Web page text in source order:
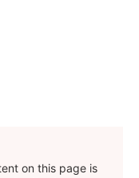
on this page is